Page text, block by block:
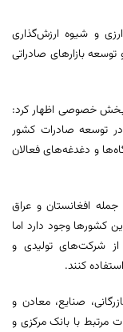
ارزی و شیوه ارزش‌گذاری
بازارهای صادراتی
خصوصی اظهار کرد:
صادرات کشور
و دغدغه‌های فعالان
افغانستان و عراق
کشورها وجود دارد اما
شرکت‌های تولیدی و
کنند.
صنایع، معادن و
مرتبط با بانک مرکزی و